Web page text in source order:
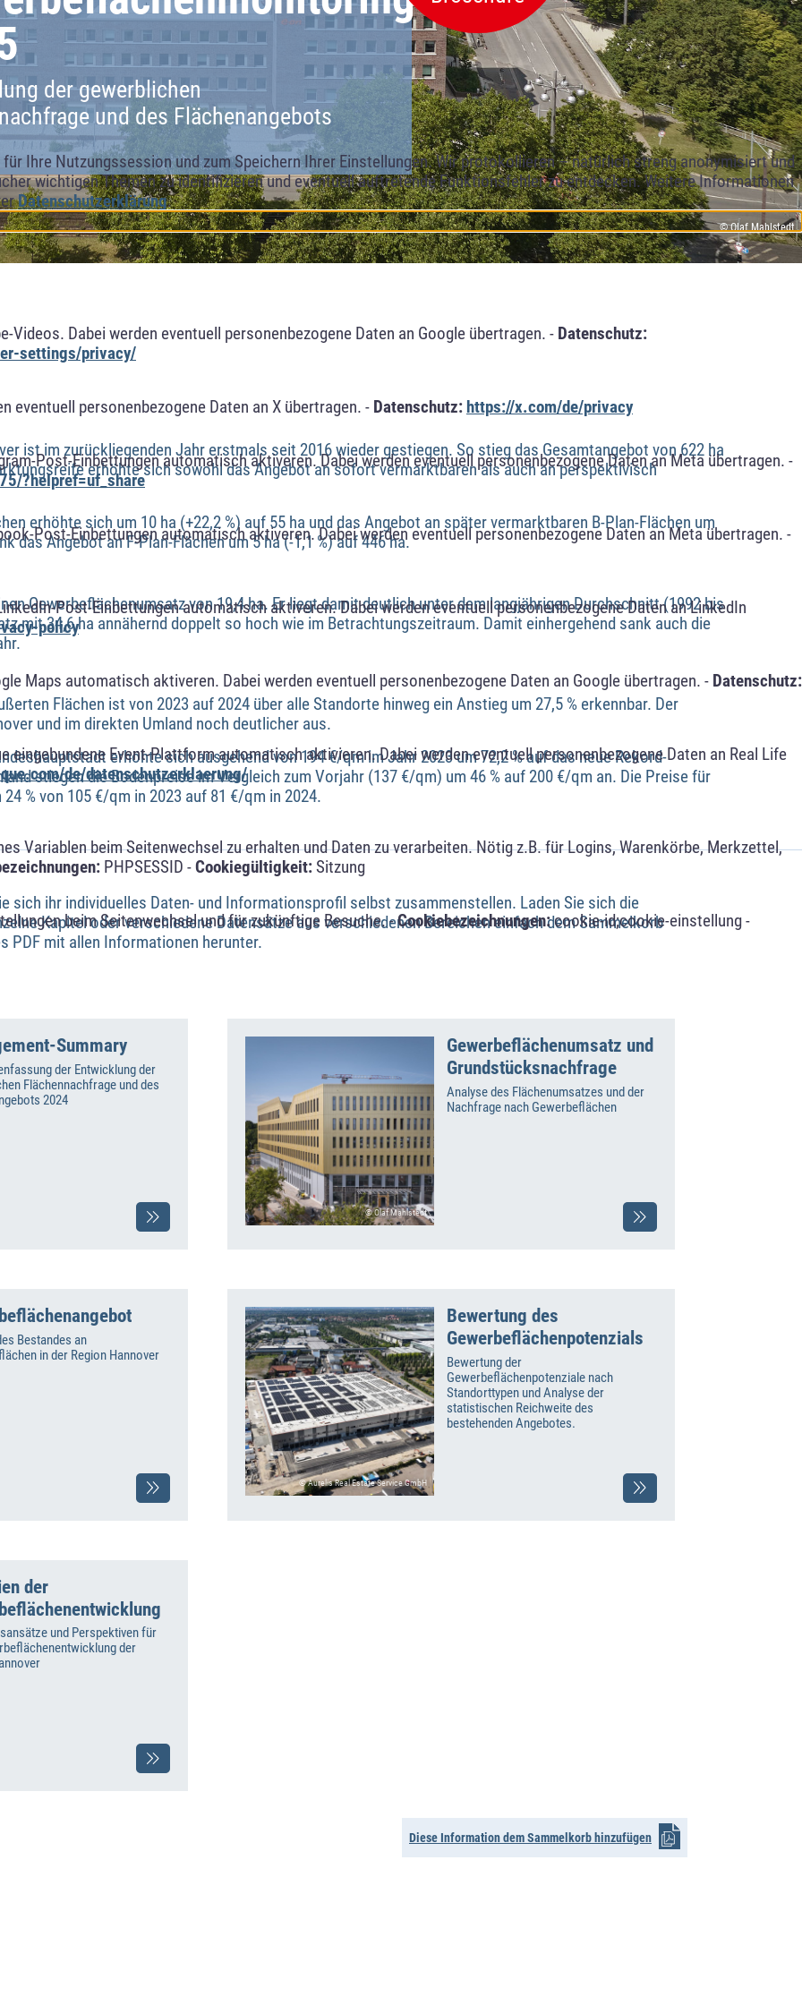
Ihre Nutzungssession und zum Speichern Ihrer Einstellungen. Wir protokollieren – natürlich streng anonymisiert und
wichtigen Themen zu identifizieren und eventuell auftretende Funktionsfehler zu entdecken. Weitere Informationen
Datenschutzerklärung.
Videos. Dabei werden eventuell personenbezogene Daten an Google übertragen. - Datenschutz:
settings/privacy/
eventuell personenbezogene Daten an X übertragen. - Datenschutz: https://x.com/de/privacy
Post-Einbettungen automatisch aktiveren. Dabei werden eventuell personenbezogene Daten an Meta übertragen. -
?helpref=uf_share
Post-Einbettungen automatisch aktiveren. Dabei werden eventuell personenbezogene Daten an Meta übertragen. -
Post-Einbettungen automatisch aktiveren. Dabei werden eventuell personenbezogene Daten an LinkedIn
policy
Maps automatisch aktiveren. Dabei werden eventuell personenbezogene Daten an Google übertragen. - Datenschutz:
eingebundene Event-Plattform automatisch aktivieren. Dabei werden eventuell personenbezogene Daten an Real Life
de/datenschutzerklaerung/
Variablen beim Seitenwechsel zu erhalten und Daten zu verarbeiten. Nötig z.B. für Logins, Warenkörbe, Merkzettel,
PHPSESSID -Cookiegültigkeit:Sitzung
beim Seitenwechsel und für zukünftige Besuche. -Cookiebezeichnungen:cookie-id;cookie-einstellung -
© Olaf Mahlstedt
der gewerblichen
und des Flächenangebots
ist im zurückliegenden Jahr erstmals seit 2016 wieder gestiegen. So stieg das Gesamtangebot von 622 ha
erhöhte sich sowohl das Angebot an sofort vermarktbaren als auch an perspektivisch
erhöhte sich um 10 ha (+22,2 %) auf 55 ha und das Angebot an später vermarktbaren B-Plan-Flächen um
das Angebot an F-Plan-Flächen um 5 ha (-1,1 %) auf 446 ha.
Gewerbeflächenumsatz von 19,4 ha. Er liegt damit deutlich unter dem langjährigen Durchschnitt (1992 bis
mit 34,6 ha annähernd doppelt so hoch wie im Betrachtungszeitraum. Damit einhergehend sank auch die
Flächen ist von 2023 auf 2024 über alle Standorte hinweg ein Anstieg um 27,5 % erkennbar. Der
und im direkten Umland noch deutlicher aus.
erhöhte sich ausgehend von 194 €/qm im Jahr 2023 um 72,2 % auf das neue Rekord-
stiegen die Bodenpreise im Vergleich zum Vorjahr (137 €/qm) um 46 % auf 200 €/qm an. Die Preise für
% von 105 €/qm in 2023 auf 81 €/qm in 2024.
sich ihr individuelles Daten- und Informationsprofil selbst zusammenstellen. Laden Sie sich die
Kapitel oder verschiedene Datensätze aus verschiedenen Bereichen einfach dem Sammelkorb
PDF mit allen Informationen herunter.
Summary
der Entwicklung der
Flächennachfrage und des
2024
© Olaf Mahlstedt
Gewerbeflächenumsatz und
Grundstücksnachfrage
Analyse des Flächenumsatzes und der
Nachfrage nach Gewerbeflächen
Bestandes an
in der Region Hannover
© Aurelis Real Estate Service GmbH
Bewertung des
Gewerbeflächenpotenzials
Bewertung der
Gewerbeflächenpotenziale nach
Standorttypen und Analyse der
statistischen Reichweite des
bestehenden Angebotes.
der
und Perspektiven für
der
Diese Information dem Sammelkorb hinzufügen